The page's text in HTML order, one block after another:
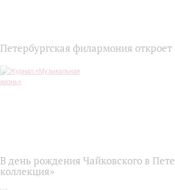
Петербургская филармония
В день рождения Чайковского в
коллекция»